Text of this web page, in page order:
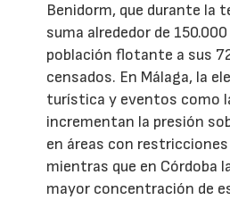
Benidorm, que durante la
suma alrededor de
población flotante a sus
censados. En Málaga, la
turística y eventos como
incrementan la presión
en áreas con
mientras que en Córdoba
mayor concentración de